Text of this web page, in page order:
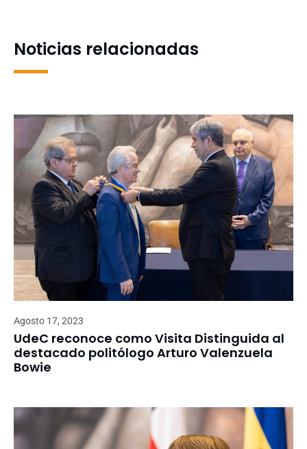
Noticias relacionadas
Agosto 17, 2023
UdeC reconoce como Visita Distinguida al
destacado politólogo Arturo Valenzuela
Bowie